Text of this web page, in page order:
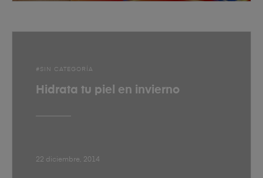
SIN CATEGORÍA
Hidrata tu piel en invierno
22 diciembre, 2014